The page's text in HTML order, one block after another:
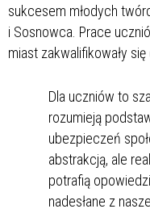
sukcesem młodych
i Sosnowca. Prace
miast zakwalifikowały
Dla uczniów to
rozumieją
ubezpieczeń
abstrakcją, ale
potrafią
nadesłane z